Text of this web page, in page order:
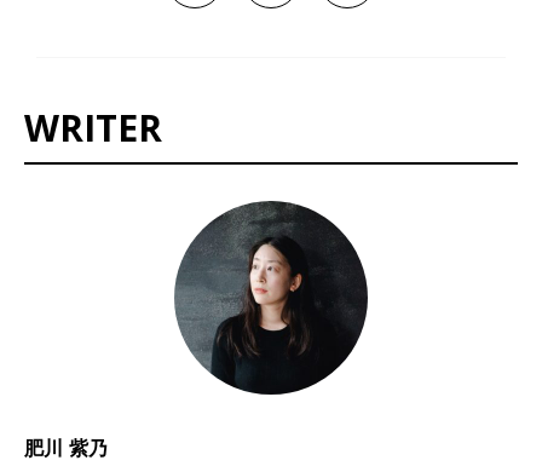
WRITER
肥川 紫乃